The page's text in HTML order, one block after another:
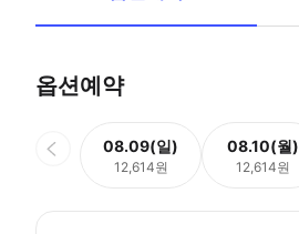
옵션예약
08.09(일)
12,614원
08.10(월)
12,614원